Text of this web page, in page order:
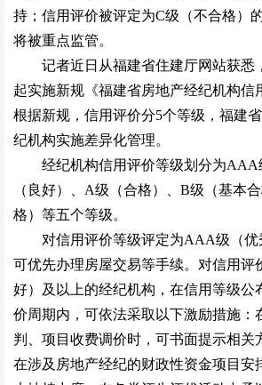
持；信用评价被评定为C级（不合格）
将被重点监管。
记者近日从福建省住建厅网站获悉
起实施新规《福建省房地产经纪机构信
根据新规，信用评价分5个等级，福建
纪机构实施差异化管理。
经纪机构信用评价等级划分为AAA
（良好）、A级（合格）、B级（基本
格）等五个等级。
对信用评价等级评定为AAA级（优
可优先办理房屋交易等手续。对信用评
好）及以上的经纪机构，在信用等级公
价周期内，可依法采取以下激励措施：
判、项目收费调价时，可书面提示相关
在涉及房地产经纪的财政性资金项目安